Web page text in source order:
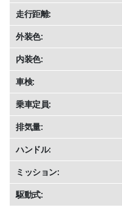
走行距離:
外装色:
内装色:
車検:
乗車定員:
排気量:
ハンドル:
ミッション:
駆動式: